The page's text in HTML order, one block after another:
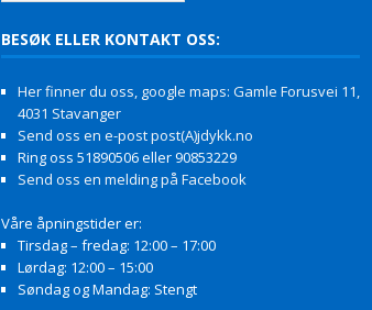
BESØK ELLER KONTAKT OSS:
Her finner du oss, google maps: Gamle Forusvei 11,
4031 Stavanger
Send oss en e-post post(A)jdykk.no
Ring oss 51890506 eller 90853229
Send oss en melding på Facebook
Våre åpningstider er:
Tirsdag – fredag: 12:00 – 17:00
Lørdag: 12:00 – 15:00
Søndag og Mandag: Stengt